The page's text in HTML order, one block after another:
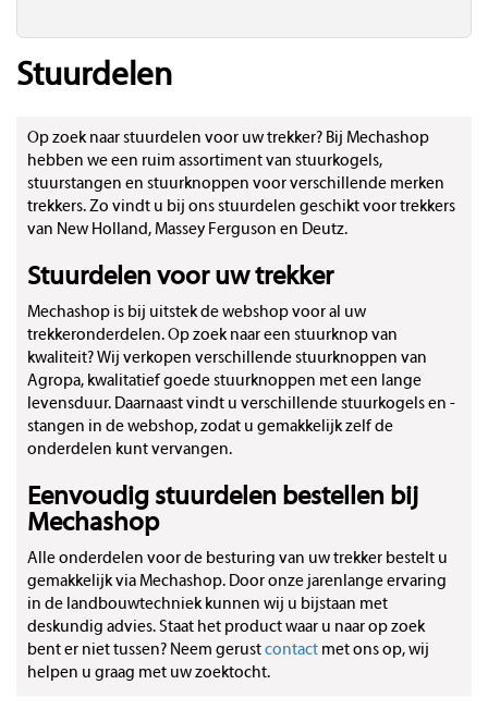
Stuurdelen
Op zoek naar stuurdelen voor uw trekker? Bij Mechashop
hebben we een ruim assortiment van stuurkogels,
stuurstangen en stuurknoppen voor verschillende merken
trekkers. Zo vindt u bij ons stuurdelen geschikt voor trekkers
van New Holland, Massey Ferguson en Deutz.
Stuurdelen voor uw trekker
Mechashop is bij uitstek de webshop voor al uw
trekkeronderdelen. Op zoek naar een stuurknop van
kwaliteit? Wij verkopen verschillende stuurknoppen van
Agropa, kwalitatief goede stuurknoppen met een lange
levensduur. Daarnaast vindt u verschillende stuurkogels en -
stangen in de webshop, zodat u gemakkelijk zelf de
onderdelen kunt vervangen.
Eenvoudig stuurdelen bestellen bij
Mechashop
Alle onderdelen voor de besturing van uw trekker bestelt u
gemakkelijk via Mechashop. Door onze jarenlange ervaring
in de landbouwtechniek kunnen wij u bijstaan met
deskundig advies. Staat het product waar u naar op zoek
bent er niet tussen? Neem gerustcontact met ons op, wij
helpen u graag met uw zoektocht.